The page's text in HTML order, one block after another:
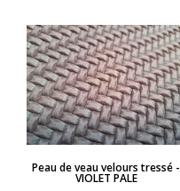
APERÇU RAPIDE
Peau de veau velours tressé -
VIOLET PALE